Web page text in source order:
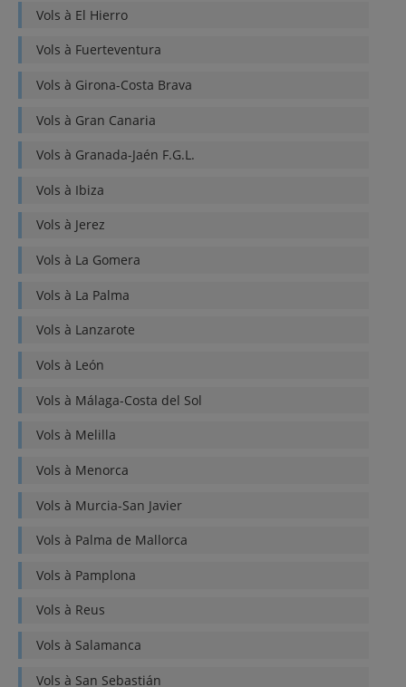
Vols à El Hierro
Vols à Fuerteventura
Vols à Girona-Costa Brava
Vols à Gran Canaria
Vols à Granada-Jaén F.G.L.
Vols à Ibiza
Vols à Jerez
Vols à La Gomera
Vols à La Palma
Vols à Lanzarote
Vols à León
Vols à Málaga-Costa del Sol
Vols à Melilla
Vols à Menorca
Vols à Murcia-San Javier
Vols à Palma de Mallorca
Vols à Pamplona
Vols à Reus
Vols à Salamanca
Vols à San Sebastián